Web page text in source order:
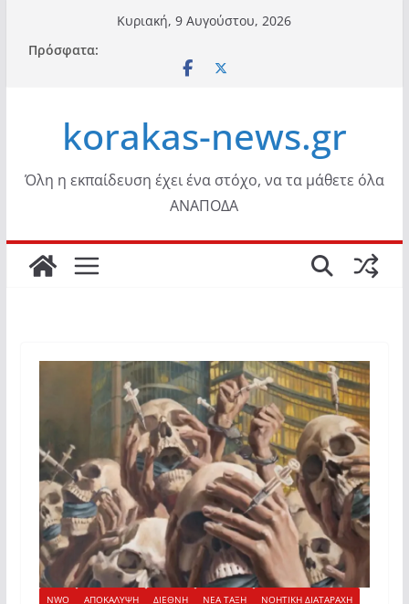
περιεχόμενο
Κυριακή, 9 Αυγούστου, 2026
Πρόσφατα:
korakas-news.gr
Όλη η εκπαίδευση έχει ένα στόχο, να τα μάθετε όλα
ΑΝΑΠΟΔΑ
NWO ΑΠΟΚΑΛΥΨΗ ΔΙΕΘΝΗ ΝΕΑ ΤΑΞΗ ΝΟΗΤΙΚΗ ΔΙΑΤΑΡΑΧΗ